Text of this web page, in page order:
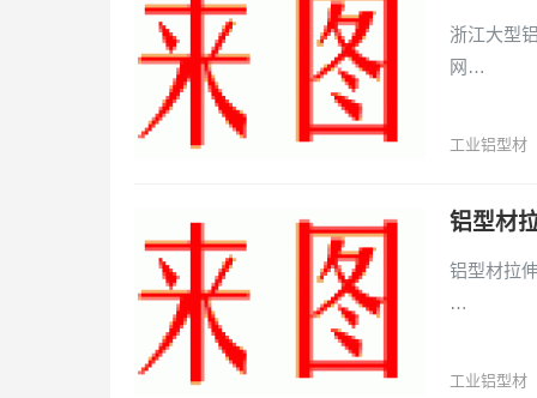
浙江大型
网…
工业铝型材
铝型材
铝型材拉
…
工业铝型材